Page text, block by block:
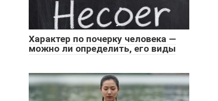
Характер по почерку человека —
можно ли определить, его виды